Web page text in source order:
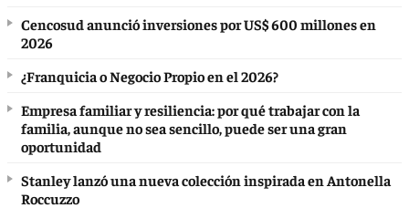
Cencosud anunció inversiones por US$ 600 millones en
2026
¿Franquicia o Negocio Propio en el 2026?
Empresa familiar y resiliencia: por qué trabajar con la
familia, aunque no sea sencillo, puede ser una gran
oportunidad
Stanley lanzó una nueva colección inspirada en Antonella
Roccuzzo